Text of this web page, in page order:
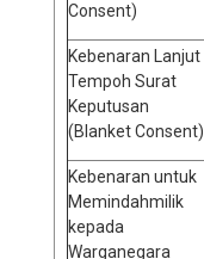
Consent)
Kebenaran Lanjut
Tempoh Surat
Keputusan
(Blanket Consent)
Kebenaran untuk
Memindahmilik
kepada
Warganegara